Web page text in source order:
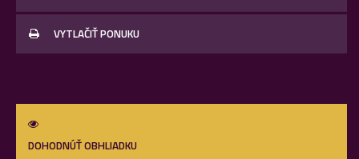
VYTLAČIŤ PONUKU
DOHODNÚŤ OBHLIADKU